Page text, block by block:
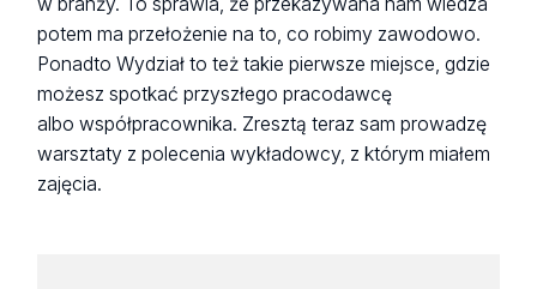
w branży. To sprawia, że przekazywana nam wiedza
potem ma przełożenie na to, co robimy zawodowo.
Ponadto Wydział to też takie pierwsze miejsce, gdzie
możesz spotkać przyszłego pracodawcę
albo współpracownika. Zresztą teraz sam prowadzę
warsztaty z polecenia wykładowcy, z którym miałem
zajęcia.